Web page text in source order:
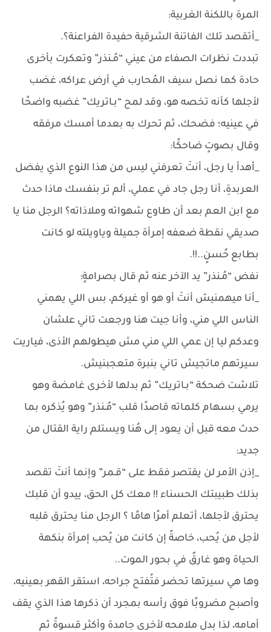
المرة باللكنة الغربية:
_أتقصد تلك الفاتنة الشرقية حفيدة الفراعنة؟.
تبددت نظرات الصفاء من عيني “مُـنذر” وتعكرت بأخرى
حادة كما نصل سيف المُحارب في أرض عراكه، غضب
لأجلها كأنه تخصه هو، وقد لمح “بـاتريك” غضبه واضحًا
في عينيه؛ فضحك، ثم تحرك به بعدما أمسك مرفقه
وقال بصوتٍ ضاحكًا:
_أهدأ يا رجل، أنتَ تعرفني ليس من هذا النوع الذي يفضل
العربدةِ، أنا رجل جاد في عملي، ألم تر بنفسك ماذا حدث
مع ابن العم بعد أن طاوع شهواته وملاذاته؟ الرجل منا يا
صديقي نقطة ضعفه إمرأة جميلة وياويلته لو كانت
بطابع حُسنٍ..!!.
نفض “مُـنذر” يد الآخر عنه ثم قال بصرامةٍ:
_أنا ميهمنيش أنتَ أو هو أو غيركم، بس اللي يهمني
الناس اللي مني، وأنا جيت هنا ورجعت تاني علشان
وعدكم ليا إن عمي اللي مني مش هيطولهم الأذى، فياريت
سيرتهم ماتجيش تاني بنبرة متعجبنيش.
تلاشت ضحكة “بـاتريك” ثم بدلها لأخرى غامضة وهو
يرمي بسهام كلماته قاصدًا قلب “مُـنذر” وهو يُذكره بما
حدث معه قبل أن يعود إلى هُنا ويستلم راية القتال من
جديد:
_إذن الأمر لن يقتصر فقط على “قـمر” وإنما أنتَ تقصد
بذلك طبيبتك الحسناء !! معك كل الحق، ييدو أن قلبك
يحترق لأجلها، أتعلم أمرًا هامًا ؟ الرجل منا يحترق قلبه
لأجل من يُحب، خاصةً إن كانت من يُحب إمرأة بنكهة
الحياة وهو غارقٌ في بحور الموت..
وها هي سيرتها تحضر فتُفتح جراحه، استقر القهر بعينيه،
وأصبح مضروبًا فوق رأسه بمجرد أن ذكرها هذا الذي يقف
أمامه، لذا بدل ملامحه لأخرى جامدة وأكثر قسوةً ثم